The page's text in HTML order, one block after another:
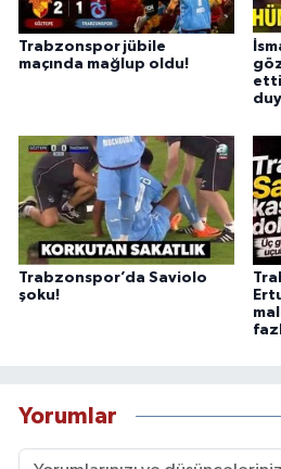
Trabzonspor jübile
maçında mağlup oldu!
Trabzonspor’da Saviolo
şoku!
Yorumlar